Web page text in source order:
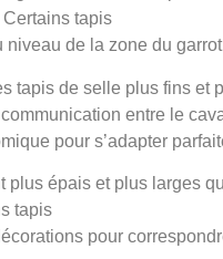
tapis
de la zone du
tapis de selle plus fins
entre le
pour s’adapter
épais et plus larges
tapis
pour